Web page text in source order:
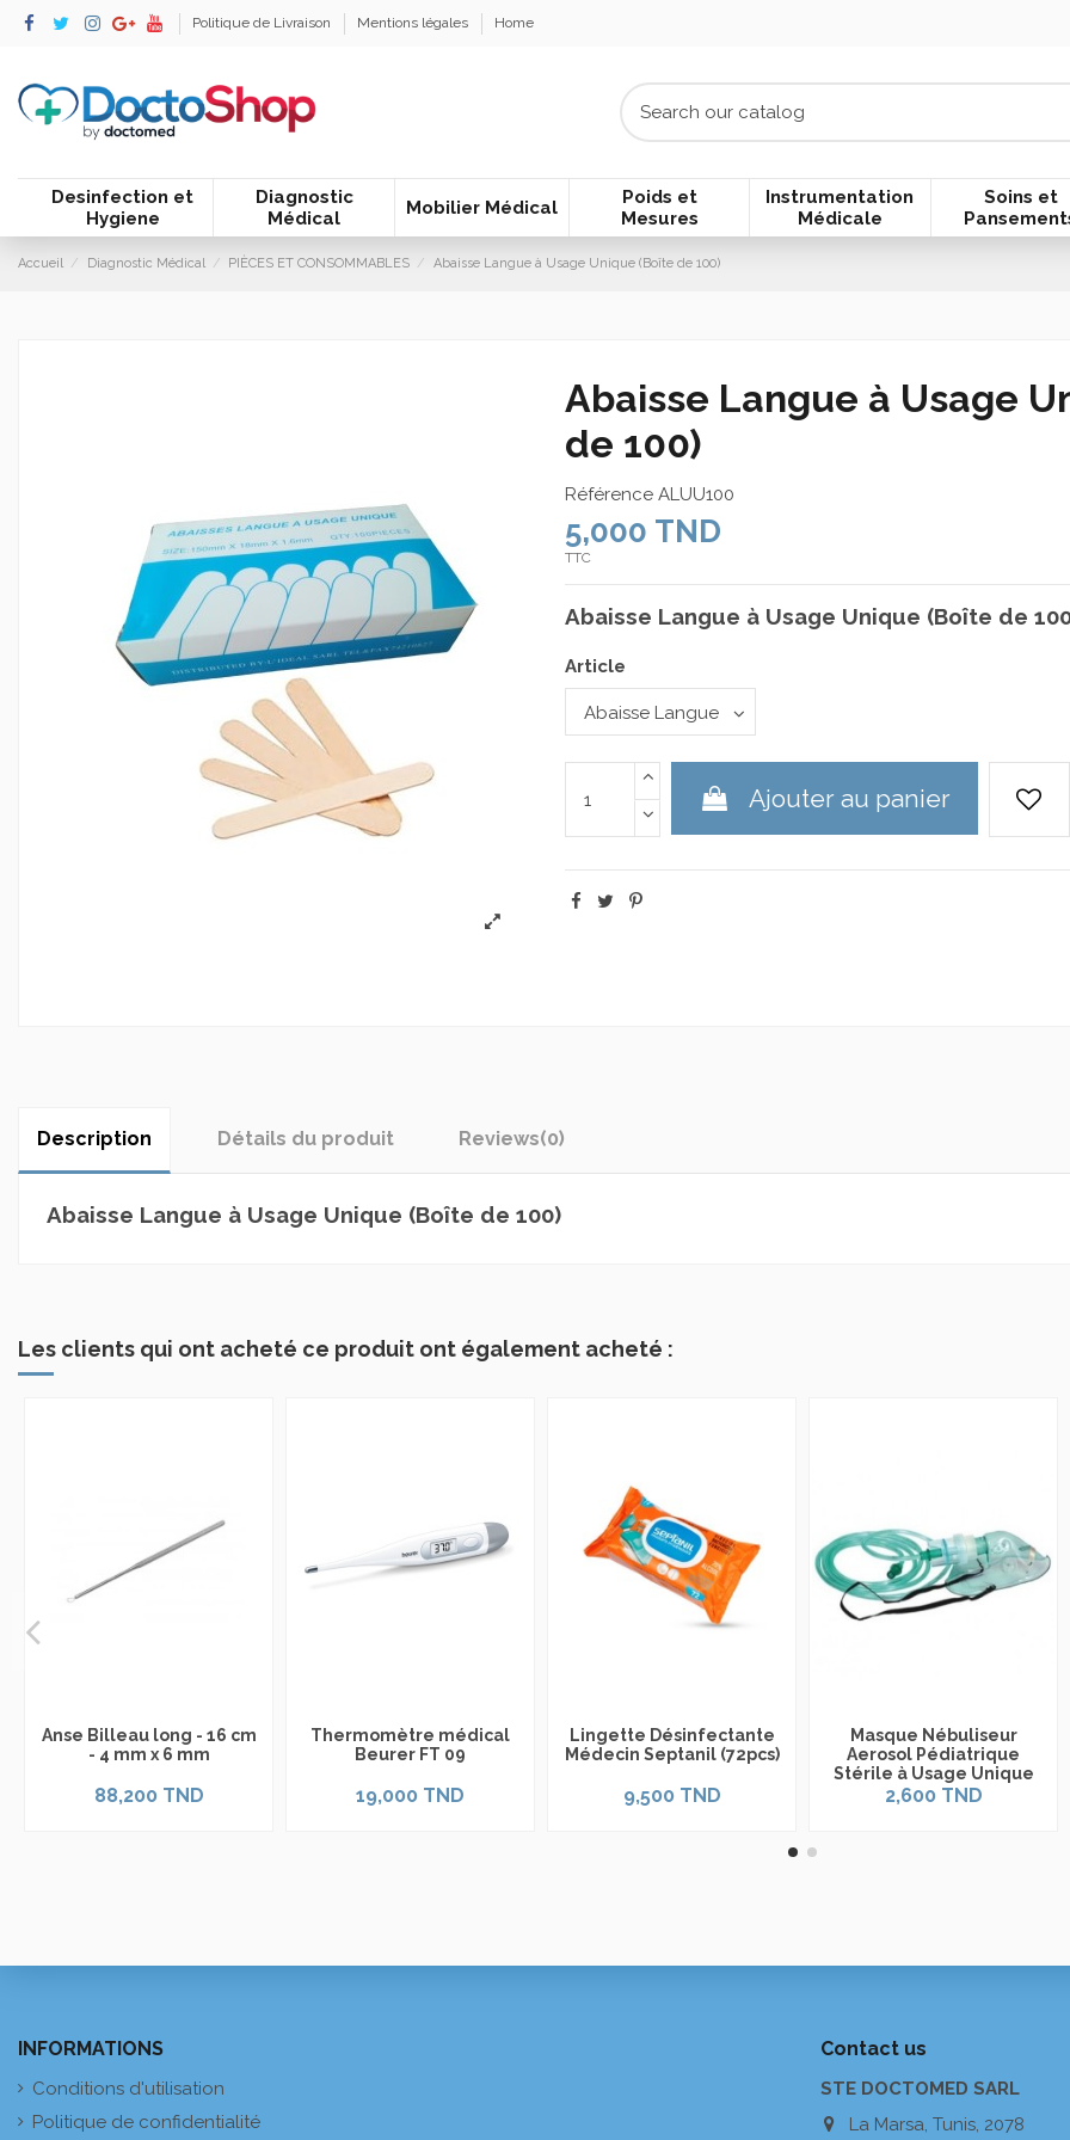
Politique de Livraison Mentions légales Home
Desinfection et
Hygiene
Diagnostic
Médical
Mobilier Médical
Poids et
Mesures
Instrumentation
Médicale
Soins et
Accueil Diagnostic Médical PIÈCES ET CONSOMMABLES Abaisse Langue à Usage Unique (Boîte de 100)
Abaisse Langue à Usage
de 100)
Référence ALUU100
5,000 TND
TTC
Abaisse Langue à Usage Unique (Boîte de
Article
Ajouter au panier
Description Détails du produit Reviews(0)
Abaisse Langue à Usage Unique (Boîte de 100)
Les clients qui ont acheté ce produit ont également acheté :
Anse Billeau long - 16 cm
- 4 mm x 6 mm
88,200 TND
Thermomètre médical
Beurer FT 09
19,000 TND
Lingette Désinfectante
Médecin Septanil (72pcs)
9,500 TND
Masque Nébuliseur
Aerosol Pédiatrique
Stérile à Usage Unique
2,600 TND
INFORMATIONS
Conditions d'utilisation
Politique de confidentialité
Contact us
STE DOCTOMED SARL
La Marsa, Tunis, 2078